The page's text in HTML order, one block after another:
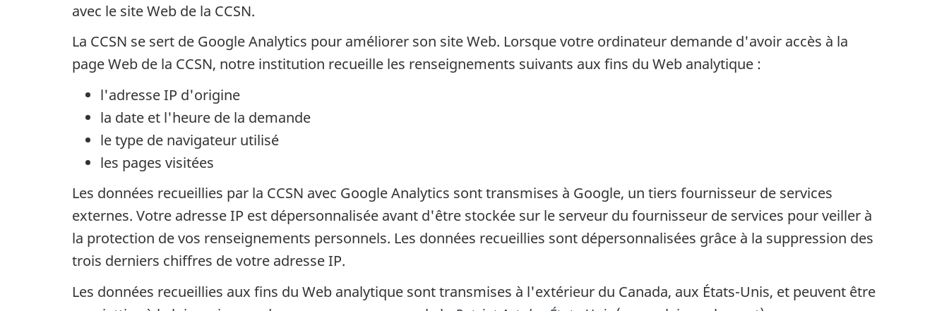
avec le site Web de la CCSN.
La CCSN se sert de Google Analytics pour améliorer son site Web. Lorsque votre ordinateur demande d'avoir accès à la
page Web de la CCSN, notre institution recueille les renseignements suivants aux fins du Web analytique :
l'adresse IP d'origine
la date et l'heure de la demande
le type de navigateur utilisé
les pages visitées
Les données recueillies par la CCSN avec Google Analytics sont transmises à Google, un tiers fournisseur de services
externes. Votre adresse IP est dépersonnalisée avant d'être stockée sur le serveur du fournisseur de services pour veiller à
la protection de vos renseignements personnels. Les données recueillies sont dépersonnalisées grâce à la suppression des
trois derniers chiffres de votre adresse IP.
Les données recueillies aux fins du Web analytique sont transmises à l'extérieur du Canada, aux États-Unis, et peuvent être